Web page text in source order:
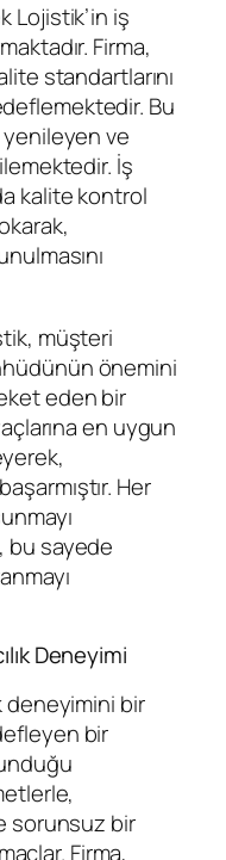
Lojistik’in iş
Firma,
standartlarını
Bu
ve
İş
kalite kontrol
müşteri
önemini
eden bir
en uygun
Her
bu sayede
Deneyimi
deneyimini bir
bir
sorunsuz bir
Firma,